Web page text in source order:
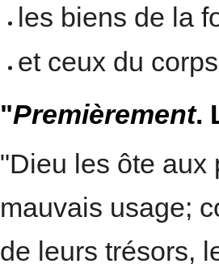
les biens de la
et ceux du corps
"Premièrement.
"Dieu les ôte aux
mauvais usage;
de leurs trésors,